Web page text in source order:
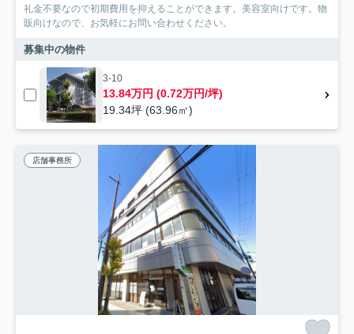
礼金不要なので初期費用を抑えることができます。美容室向けです。物
販向けなので、お気軽にお問い合わせください。
募集中の物件
3-10
13.84万円 (0.72万円/坪)
19.34坪 (63.96㎡)
店舗事務所